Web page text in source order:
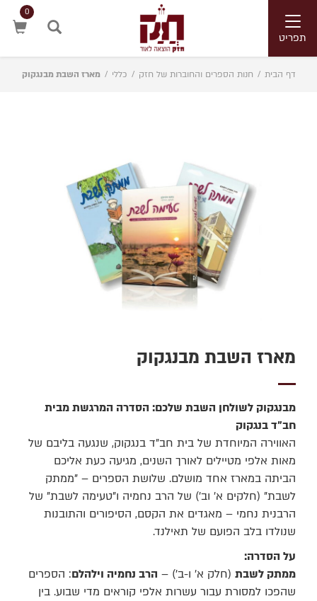
Toggle
navigationתפריט
0
דף הבית / חנות הספרים והחוברות של חזק / כללי / מארז השבת מבנגקוק
מארז השבת מבנגקוק
מבנגקוק לשולחן השבת שלכם: הסדרה המרגשת מבית
חב"ד בנגקוק
האווירה המיוחדת של בית חב"ד בנגקוק, שנגעה בליבם של
מאות אלפי מטיילים לאורך השנים, מגיעה כעת אליכם
הביתה במארז אחד מושלם. שלושת הספרים – "ממתק
לשבת" (חלקים א' וב') של הרב נחמיה ו"טעימה לשבת" של
הרבנית נחמי – מאגדים את הקסם, הסיפורים והתובנות
שנולדו בלב הפועם של תאילנד.
על הסדרה:
ממתק לשבת (חלק א' ו-ב') – הרב נחמיה וילהלם: הספרים
שהפכו למסורת עבור עשרות אלפי קוראים מדי שבוע. בין